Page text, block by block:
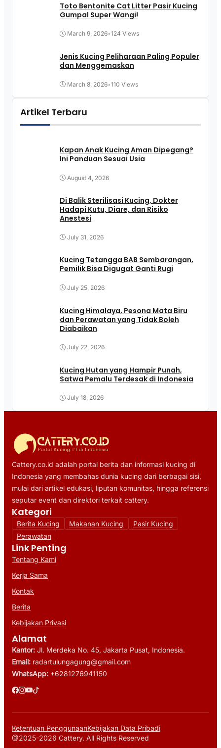
Toto Bentonite Cat Litter Pasir Kucing
Gumpal Super Wangi!
March 9, 2026•124 Views
Jenis Kucing Peliharaan Paling Populer
dan Menggemaskan
March 8, 2026•110 Views
Artikel Terbaru
Kapan Anak Kucing Aman Dipegang?
Ini Panduan Sesuai Usia
August 4, 2026
Di Balik Sterilisasi Kucing, Dokter
Hadapi Kutu, Diare, dan Risiko
Anestesi
July 31, 2026
Kucing Tetangga BAB Sembarangan,
Pemilik Bisa Digugat Ganti Rugi
July 25, 2026
Kucing Himalaya, Pesona Mata Biru
dan Perawatan yang Tidak Boleh
Diabaikan
July 22, 2026
Kucing Hutan yang Hampir Punah,
Satwa Pemalu Terdesak di Indonesia
July 18, 2026
Cattery.co.id adalah portal berita dan informasi kucing di
Indonesia yang membahas dunia kucing dari berbagai sisi,
mulai dari artikel edukasi, liputan komunitas, hingga referensi
seputar event dan direktori terkait cattery.
Kategori
Berita Kucing Makanan Kucing
Pasir Kucing
Perawatan
Link Penting
Tentang Kami
Kerja Sama
Kontak
Berita
Kebijakan Privasi
Alamat
Kantor: Jl. Merdeka No. 45, Jakarta Pusat, Indonesia.
Email: radartulungagung@gmail.com
WhatsApp: +6281276941150
Ketentuan PenggunaanKebijakan Data Pribadi
@2025-2026 Cattery. All Rights Reserved